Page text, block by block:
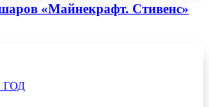
«Майнекрафт. Стивенс»